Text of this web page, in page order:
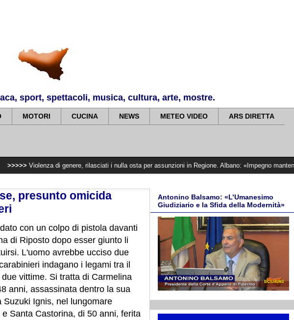
sport, spettacoli, musica, cultura, arte, mostre.
MOTORI CUCINA NEWS METEO VIDEO ARS DIRETTA
di genere, rilasciati i nulla osta per assunzioni in Regione. Albano: «Impegno mantenuto, siamo
presunto omicida
con un colpo di pistola davanti
di Riposto dopo esser giunto li
L'uomo avrebbe ucciso due
indagano i legami tra il
vittime. Si tratta di Carmelina
anni, assassinata dentro la sua
Suzuki Ignis, nel lungomare
e Santa Castorina, di 50 anni, ferita
Antonino Balsamo: «L’Umanesimo
Giudiziario e la Sfida della Modernità»